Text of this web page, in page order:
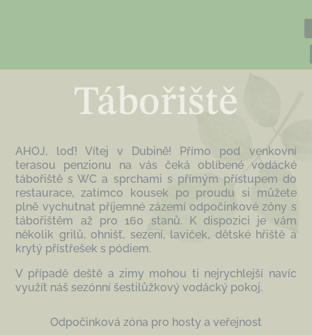
Tábořiště
AHOJ, loď! Vítej v Dubině! Přímo pod venkovní
terasou penzionu na vás čeká oblíbené vodácké
tábořiště s WC a sprchami s přímým přístupem do
restaurace, zatímco kousek po proudu si můžete
plně vychutnat příjemné zázemí odpočinkové zóny s
tábořištěm až pro 160 stanů. K dispozici je vám
několik grilů, ohnišť, sezení, laviček, dětské hřiště a
krytý přístřešek s pódiem.
V případě deště a zimy mohou ti nejrychlejší navíc
využít náš sezónní šestilůžkový vodácký pokoj.
Odpočinková zóna pro hosty a veřejnost